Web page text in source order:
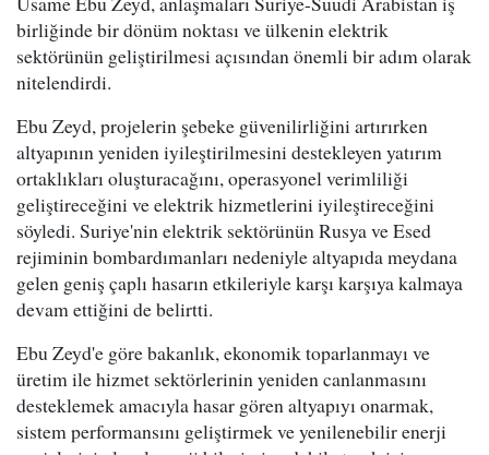
birliğinde bir dönüm noktası ve ülkenin elektrik
sektörünün geliştirilmesi açısından önemli bir adım olarak
nitelendirdi.
Ebu Zeyd, projelerin şebeke güvenilirliğini artırırken
altyapının yeniden iyileştirilmesini destekleyen yatırım
ortaklıkları oluşturacağını, operasyonel verimliliği
geliştireceğini ve elektrik hizmetlerini iyileştireceğini
söyledi. Suriye'nin elektrik sektörünün Rusya ve Esed
rejiminin bombardımanları nedeniyle altyapıda meydana
gelen geniş çaplı hasarın etkileriyle karşı karşıya kalmaya
devam ettiğini de belirtti.
Ebu Zeyd'e göre bakanlık, ekonomik toparlanmayı ve
üretim ile hizmet sektörlerinin yeniden canlanmasını
desteklemek amacıyla hasar gören altyapıyı onarmak,
sistem performansını geliştirmek ve yenilenebilir enerji